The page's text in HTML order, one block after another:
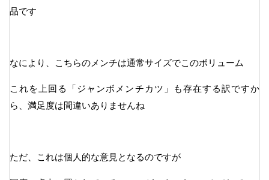
品です
なにより、こちらのメンチは通常サイズでこのボリューム
これを上回る「ジャンボメンチカツ」も存在する訳ですか
ら、満足度は間違いありませんね
ただ、これは個人的な意見となるのですが